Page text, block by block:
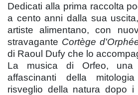
Dedicati alla prima raccolta
a cento anni dalla sua
artiste alimentano, con
stravagante Cortège
di Raoul Dufy che lo
La musica di Orfeo,
affascinanti della
risveglio della natura dopo i